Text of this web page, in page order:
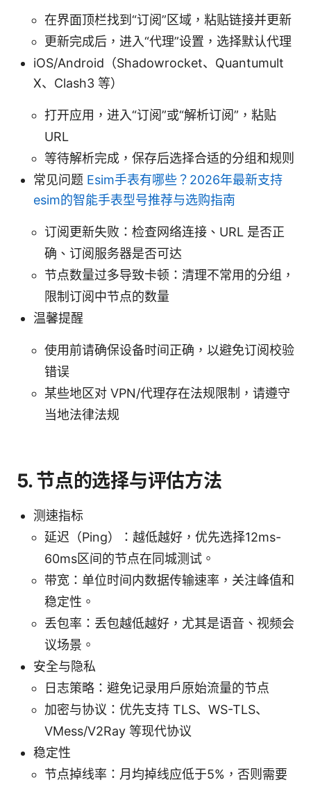
在界面顶栏找到“订阅”区域，粘贴链接并更新
更新完成后，进入“代理”设置，选择默认代理
iOS/Android（Shadowrocket、Quantumult
X、Clash3 等）
打开应用，进入“订阅”或“解析订阅”，粘贴
URL
等待解析完成，保存后选择合适的分组和规则
常见问题 Esim手表有哪些？2026年最新支持
esim的智能手表型号推荐与选购指南
订阅更新失败：检查网络连接、URL 是否正
确、订阅服务器是否可达
节点数量过多导致卡顿：清理不常用的分组，
限制订阅中节点的数量
温馨提醒
使用前请确保设备时间正确，以避免订阅校验
错误
某些地区对 VPN/代理存在法规限制，请遵守
当地法律法规
5. 节点的选择与评估方法
测速指标
延迟（Ping）：越低越好，优先选择12ms-
60ms区间的节点在同城测试。
带宽：单位时间内数据传输速率，关注峰值和
稳定性。
丢包率：丢包越低越好，尤其是语音、视频会
议场景。
安全与隐私
日志策略：避免记录用户原始流量的节点
加密与协议：优先支持 TLS、WS-TLS、
VMess/V2Ray 等现代协议
稳定性
节点掉线率：月均掉线应低于5%，否则需要